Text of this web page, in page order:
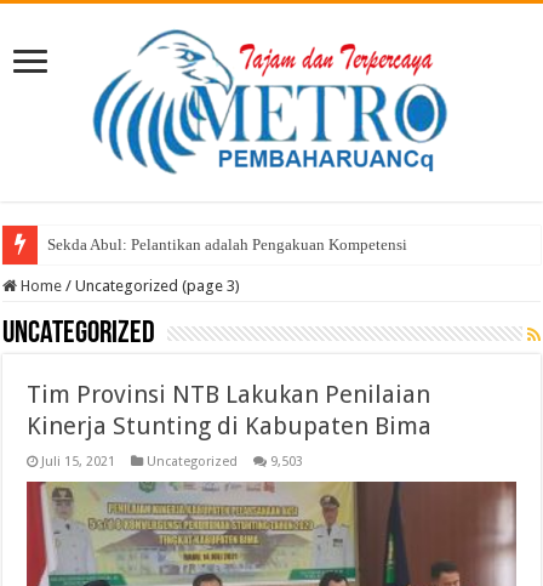
Selasa Menyapa Hadir di Sondo dan Nonto Tera: Dengar Keluh Kesah,
Home / Uncategorized (page 3)
Uncategorized
Tim Provinsi NTB Lakukan Penilaian
Kinerja Stunting di Kabupaten Bima
Juli 15, 2021 Uncategorized 9,503